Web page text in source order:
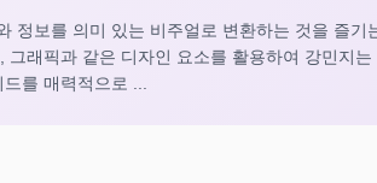
정보를 의미 있는 비주얼로 변환하는 것을 즐
그래픽과 같은 디자인 요소를 활용하여 강민지
를 매력적으로 ...